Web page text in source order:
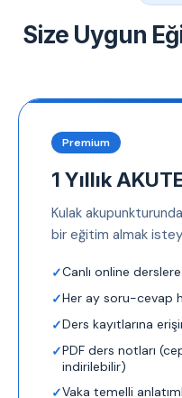
Size Uygun
Premium
1 Yıllık
Kulak
bir eğitim almak
Canlı online
Her ay soru-cevap
Ders kayıtlarına
PDF ders notları
indirilebilir)
Vaka temelli